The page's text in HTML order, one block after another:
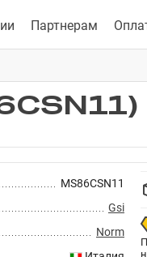
Партнерам
MS86CSN11
Gsi
Norm